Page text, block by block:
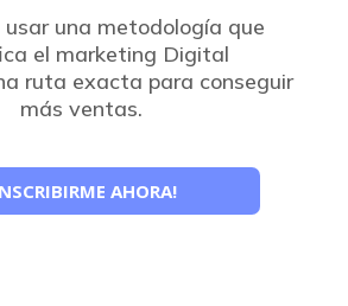
usar una metodología que
el marketing Digital
ruta exacta para conseguir
más ventas.
AHORA!